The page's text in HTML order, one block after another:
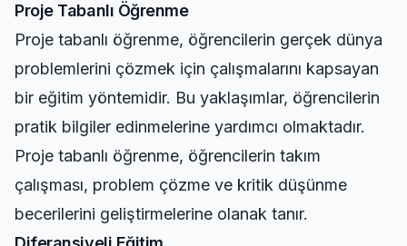
Proje Tabanlı Öğrenme
Proje tabanlı öğrenme, öğrencilerin gerçek dünya
problemlerini çözmek için çalışmalarını kapsayan
bir eğitim yöntemidir. Bu yaklaşımlar, öğrencilerin
pratik bilgiler edinmelerine yardımcı olmaktadır.
Proje tabanlı öğrenme, öğrencilerin takım
çalışması, problem çözme ve kritik düşünme
becerilerini geliştirmelerine olanak tanır.